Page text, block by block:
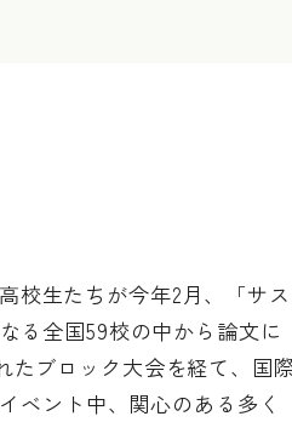
校生たちが今年2月、「サス
る全国59校の中から論文に
たブロック大会を経て、国
ベント中、関心のある多く